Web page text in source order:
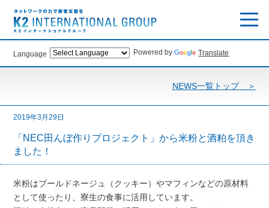
Language Powered by Translate
NEWS一覧トップ ＞
2019年3月29日
「NEC田んぼ作りプロジェクト」から米粉と酒粕を頂き
ました！
米粉はブールドネージュ（クッキー）やマフィンなどの原材料
として使ったり、寮生の食事に活用しています。